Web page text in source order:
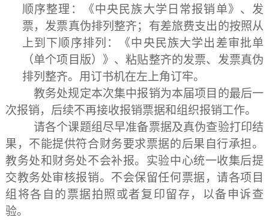
顺序整理：《中央民族大学日常报销单》、发
票，发票真伪排列整齐；有差旅费支出的按照从
上到下顺序排列：《中央民族大学出差审批单
（单个项目版）》、粘贴整齐的发票、发票真伪
排列整齐。用订书机在左上角订牢。
教务处规定本次集中报销为本届项目的最后一
次报销，后续不再接收报销票据和组织报销工作。
请各个课题组尽早准备票据及真伪查验打印结
果，不能提供符合财务要求票据的后果自行承担。
教务处和财务处不会补报。实验中心统一收集后提
交教务处审核报销。不会保留任何票据，请各项目
组将各自的票据拍照或者复印留存，以备申诉查
验。